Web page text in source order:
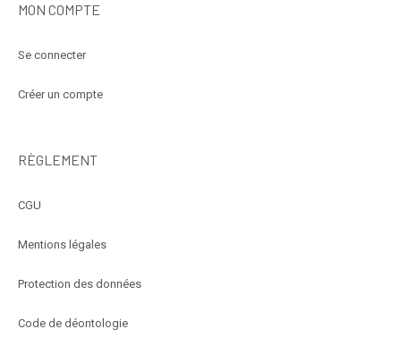
MON COMPTE
Se connecter
Créer un compte
RÈGLEMENT
CGU
Mentions légales
Protection des données
Code de déontologie